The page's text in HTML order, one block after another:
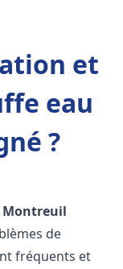
et
eau
?
Montreuil
de
fréquents et